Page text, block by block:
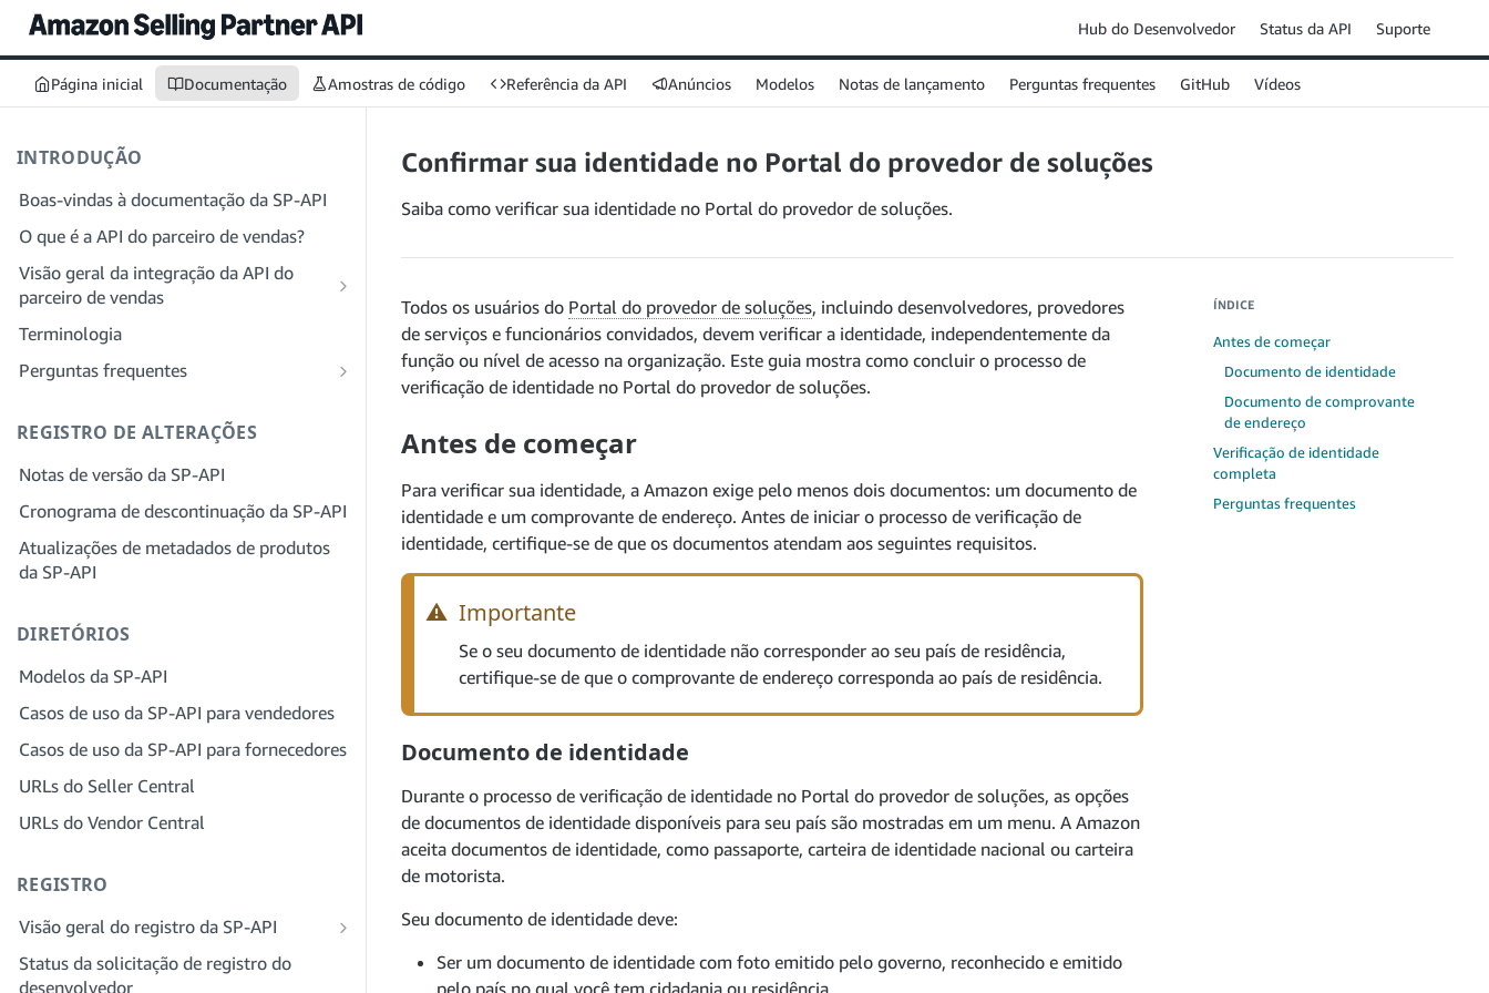
Hub do Desenvolvedor Status da API Suporte
Página inicial Documentação Amostras de código Referência da API Anúncios Modelos Notas de lançamento Perguntas frequentes GitHub Vídeos
INTRODUÇÃO
Boas-vindas à documentação da SP-API
O que é a API do parceiro de vendas?
Visão geral da integração da API do
parceiro de vendas
Integração como desenvolvedor
Etapa 3: criar um perfil de
desenvolvedor
Etapa 4: registrar um aplicativo
sandbox
Etapa 5: fazer sua primeira chamada
Etapa 6: configurar o fluxo de trabalho
produção
Etapa 8: chamar a SP-API em produção
Etapa 9: testar seu aplicativo
Etapa 10: listar seu aplicativo
Integração como provedor de serviços
provedor de serviços
Etapa 2: crie uma conta no Portal do
provedor de soluções para sua empresa
Etapa 3: verifique sua identidade
Etapa 4: preencha o perfil de serviços
Etapa 5: inscreva-se para funções no
conta
Etapa 7: conecte-se com vendedores
Etapa 8: liste seu serviço na Rede de
provedores de serviços
Terminologia
Perguntas frequentes
API
provedor de soluções
REGISTRO DE ALTERAÇÕES
Notas de versão da SP-API
Cronograma de descontinuação da SP-API
Atualizações de metadados de produtos
da SP-API
DIRETÓRIOS
Modelos da SP-API
Casos de uso da SP-API para vendedores
Casos de uso da SP-API para fornecedores
URLs do Seller Central
URLs do Vendor Central
REGISTRO
Visão geral do registro da SP-API
Registrar-se como desenvolvedor
público da SP-API
Status da solicitação de registro do
desenvolvedor
Confirmar sua identidade no Portal do provedor de soluções
Saiba como verificar sua identidade no Portal do provedor de soluções.
Todos os usuários do Portal do provedor de soluções, incluindo desenvolvedores, provedores
de serviços e funcionários convidados, devem verificar a identidade, independentemente da
função ou nível de acesso na organização. Este guia mostra como concluir o processo de
verificação de identidade no Portal do provedor de soluções.
Antes de começar
Para verificar sua identidade, a Amazon exige pelo menos dois documentos: um documento de
identidade e um comprovante de endereço. Antes de iniciar o processo de verificação de
identidade, certifique-se de que os documentos atendam aos seguintes requisitos.
⚠️ Importante
Se o seu documento de identidade não corresponder ao seu país de residência,
certifique-se de que o comprovante de endereço corresponda ao país de residência.
Documento de identidade
Durante o processo de verificação de identidade no Portal do provedor de soluções, as opções
de documentos de identidade disponíveis para seu país são mostradas em um menu. A Amazon
aceita documentos de identidade, como passaporte, carteira de identidade nacional ou carteira
de motorista.
Seu documento de identidade deve:
Ser um documento de identidade com foto emitido pelo governo, reconhecido e emitido
pelo país no qual você tem cidadania ou residência.
ÍNDICE
Antes de começar
Documento de identidade
Documento de comprovante
de endereço
Verificação de identidade
completa
Perguntas frequentes